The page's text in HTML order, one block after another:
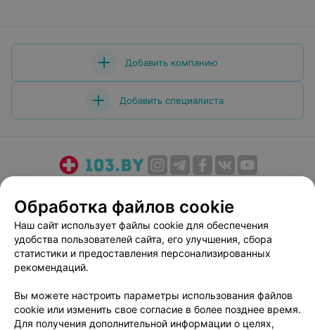
Добавить компанию
Добавить специалиста
Медицинский маркетинг
Публичный договор
Пользовательское соглашение
Способы оплаты
Вакансии
Партнеры
Персональные настройки cookie
Обработка персональных данных
Обработка файлов cookie
Наш сайт использует файлы cookie для обеспечения
удобства пользователей сайта, его улучшения, сбора
статистики и предоставления персонализированных
рекомендаций.
Вы можете настроить параметры использования файлов
cookie или изменить свое согласие в более позднее время.
Для получения дополнительной информации о целях,